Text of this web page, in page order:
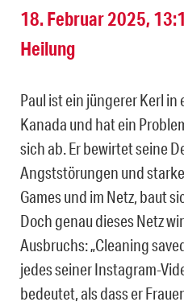
18. Februar 2025,
Heilung
Paul ist ein jüngerer Kerl
Kanada und hat ein
sich ab. Er bewirtet seine
Angststörungen und
Games und im Netz, baut
Doch genau dieses Netz
Ausbruchs: „Cleaning
jedes seiner Instagram-
bedeutet, als dass er